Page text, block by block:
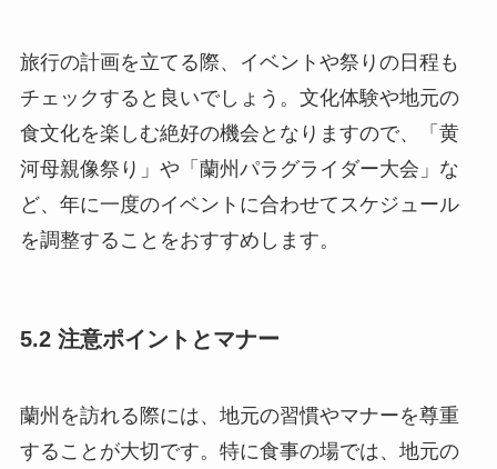
旅行の計画を立てる際、イベントや祭りの日程も
チェックすると良いでしょう。文化体験や地元の
食文化を楽しむ絶好の機会となりますので、「黄
河母親像祭り」や「蘭州パラグライダー大会」な
ど、年に一度のイベントに合わせてスケジュール
を調整することをおすすめします。
5.2 注意ポイントとマナー
蘭州を訪れる際には、地元の習慣やマナーを尊重
することが大切です。特に食事の場では、地元の